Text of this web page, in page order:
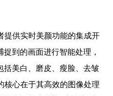
提供实时美颜功能的集成开
到的画面进行智能处理，
括美白、磨皮、瘦脸、去皱
核心在于其高效的图像处理